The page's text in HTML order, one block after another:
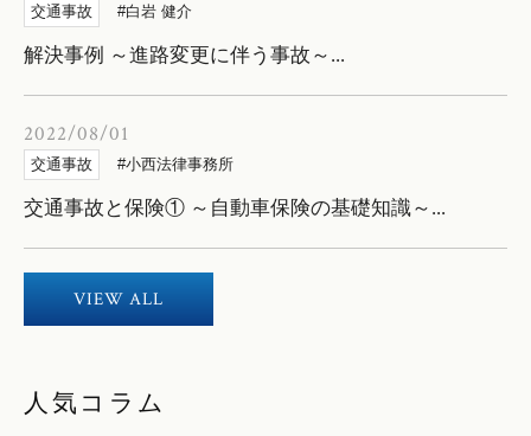
交通事故 白岩 健介
解決事例 ～進路変更に伴う事故～...
2022/08/01
交通事故 小西法律事務所
交通事故と保険① ～自動車保険の基礎知識～...
VIEW ALL
人気コラム